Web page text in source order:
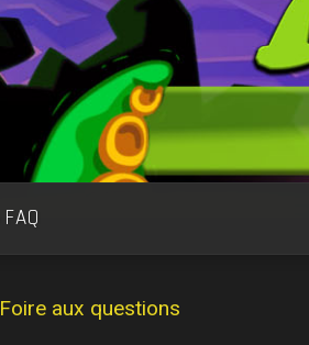
FAQ
Foire aux questions